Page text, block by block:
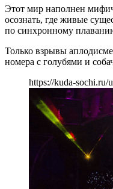
Этот мир наполнен
осознать, где живые
по синхронному
Только взрывы
номера с голубями и
https://kuda-sochi.ru/